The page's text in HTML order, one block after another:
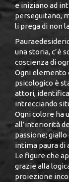
e iniziano ad
perseguitano,
li prega di non
una storia, c’è
coscienza di
Ogni elemento
psicologico è
attori,
intrecciando
Ogni colore ha
all’interiorità
passione;
intima paura di
Le figure che
grazie alla
proiezione